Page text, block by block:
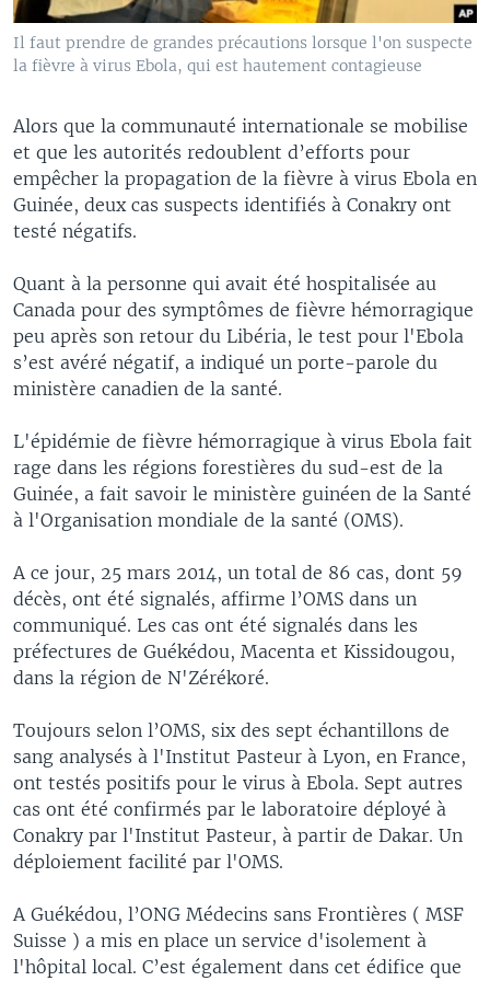
Il faut prendre de grandes précautions lorsque l'on suspecte
la fièvre à virus Ebola, qui est hautement contagieuse
Alors que la communauté internationale se mobilise
et que les autorités redoublent d’efforts pour
empêcher la propagation de la fièvre à virus Ebola en
Guinée, deux cas suspects identifiés à Conakry ont
testé négatifs.
Quant à la personne qui avait été hospitalisée au
Canada pour des symptômes de fièvre hémorragique
peu après son retour du Libéria, le test pour l'Ebola
s’est avéré négatif, a indiqué un porte-parole du
ministère canadien de la santé.
L'épidémie de fièvre hémorragique à virus Ebola fait
rage dans les régions forestières du sud-est de la
Guinée, a fait savoir le ministère guinéen de la Santé
à l'Organisation mondiale de la santé (OMS).
A ce jour, 25 mars 2014, un total de 86 cas, dont 59
décès, ont été signalés, affirme l’OMS dans un
communiqué. Les cas ont été signalés dans les
préfectures de Guékédou, Macenta et Kissidougou,
dans la région de N'Zérékoré.
Toujours selon l’OMS, six des sept échantillons de
sang analysés à l'Institut Pasteur à Lyon, en France,
ont testés positifs pour le virus à Ebola. Sept autres
cas ont été confirmés par le laboratoire déployé à
Conakry par l'Institut Pasteur, à partir de Dakar. Un
déploiement facilité par l'OMS.
A Guékédou, l’ONG Médecins sans Frontières ( MSF
Suisse ) a mis en place un service d'isolement à
l'hôpital local. C’est également dans cet édifice que